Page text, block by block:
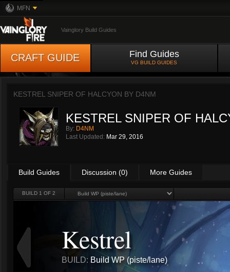
MFN
Vainglory Build Guides
CRAFT GUIDE Find Guides
VG BUILD GUIDES
KESTREL SNIPER OF HALCYON BY D4NM
KESTREL SNIPER OF
By: D4NM
Last Updated: Mar 29, 2016
Build Guides Discussion (0) More Guides
BUILD 1 OF 2
Kestrel
BUILD: Build WP (piste/lane)